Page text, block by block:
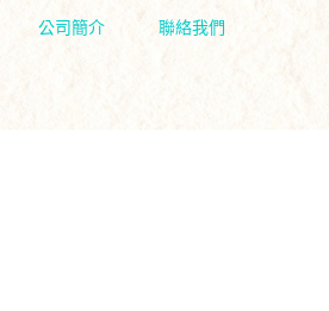
公司簡介 聯絡我們